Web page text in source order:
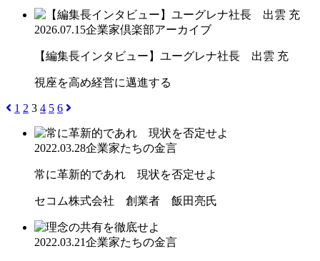
2026.07.15企業家倶楽部アーカイブ
【編集長インタビュー】ユーグレナ社長 出雲 充
視座を高め経営に邁進する
1 2 3 4 5 6
2022.03.28企業家たちの金言
常に革新的であれ 現状を否定せよ
セコム株式会社 創業者 飯田亮氏
2022.03.21企業家たちの金言